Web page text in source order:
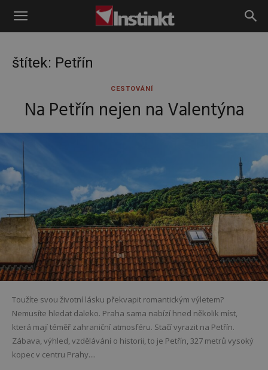
Instinkt
štítek: Petřín
CESTOVÁNÍ
Na Petřín nejen na Valentýna
Toužíte svou životní lásku překvapit romantickým výletem?
Nemusíte hledat daleko. Praha sama nabízí hned několik míst,
která mají téměř zahraniční atmosféru. Stačí vyrazit na Petřín.
Zábava, výhled, vzdělávání o historii, to je Petřín, 327 metrů vysoký
kopec v centru Prahy....